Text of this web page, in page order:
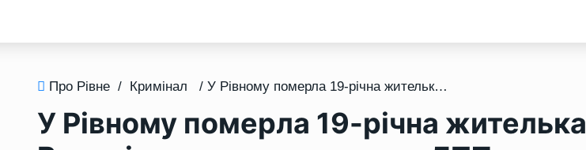
Про Рівне / Кримінал / У Рівному померла 19-річна жителька Волині, яка постраждала в ДТП
У Рівному померла 19-річна жителька